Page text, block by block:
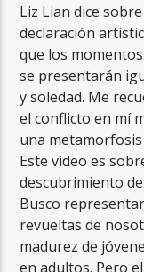
Liz Lian dice
declaración
que los
se presentarán
y soledad. Me
el conflicto en mí
una
Este video es
descubrimiento
Busco
revueltas de
madurez de
en adultos. Pero